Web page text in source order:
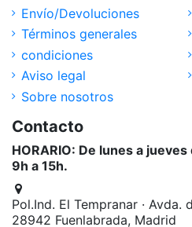
Envío/Devoluciones
Términos generales
condiciones
Aviso legal
Sobre nosotros
Contacto
HORARIO: De lunes a
9h a 15h.
Pol.Ind. El Tempranar · Avda.
28942 Fuenlabrada, Madrid